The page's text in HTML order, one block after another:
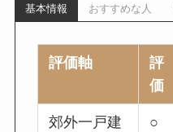
基本情報 おすすめな人
評価軸
評
価
郊外一戸建
○